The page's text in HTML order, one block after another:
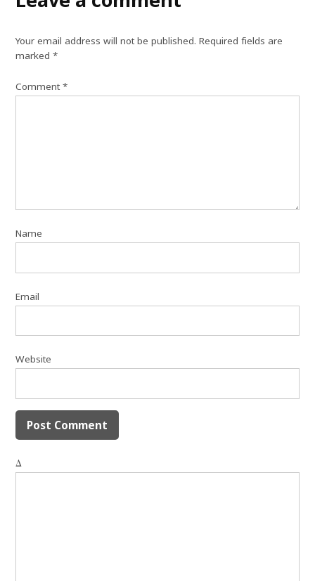
Your email address will not be published. Required fields are
marked*
Comment*
Name
Email
Website
Δ